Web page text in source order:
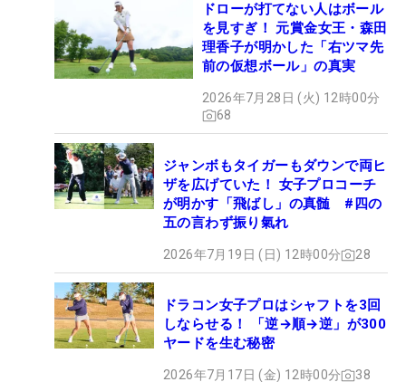
ドローが打てない人はボール
を見すぎ！ 元賞金女王・森田
理香子が明かした「右ツマ先
前の仮想ボール」の真実
2026年7月28日 (火) 12時00分
68
ジャンボもタイガーもダウンで両ヒ
ザを広げていた！ 女子プロコーチ
が明かす「飛ばし」の真髄 #四の
五の言わず振り氣れ
2026年7月19日 (日) 12時00分 28
ドラコン女子プロはシャフトを3回
しならせる！ 「逆→順→逆」が300
ヤードを生む秘密
2026年7月17日 (金) 12時00分 38